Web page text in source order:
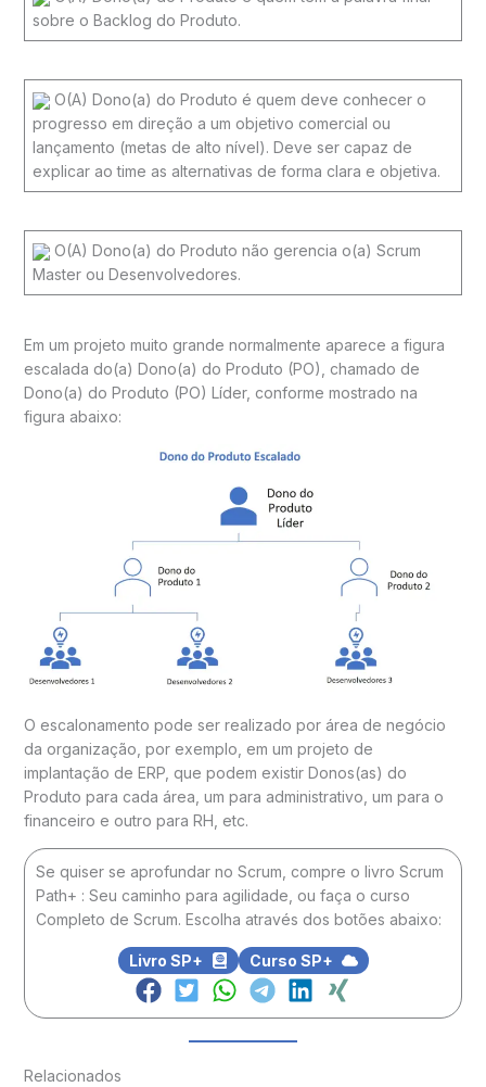
sobre o Backlog do Produto.
O(A) Dono(a) do Produto é quem deve conhecer o
progresso em direção a um objetivo comercial ou
lançamento (metas de alto nível). Deve ser capaz de
explicar ao time as alternativas de forma clara e objetiva.
O(A) Dono(a) do Produto não gerencia o(a) Scrum
Master ou Desenvolvedores.
Em um projeto muito grande normalmente aparece a figura
escalada do(a) Dono(a) do Produto (PO), chamado de
Dono(a) do Produto (PO) Líder, conforme mostrado na
figura abaixo:
O escalonamento pode ser realizado por área de negócio
da organização, por exemplo, em um projeto de
implantação de ERP, que podem existir Donos(as) do
Produto para cada área, um para administrativo, um para o
financeiro e outro para RH, etc.
Se quiser se aprofundar no Scrum, compre o livro Scrum
Path+ : Seu caminho para agilidade, ou faça o curso
Completo de Scrum. Escolha através dos botões abaixo:
Livro SP+ Curso SP+
Relacionados